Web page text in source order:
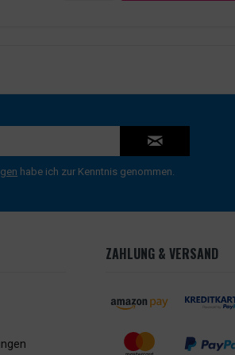
habe ich zur Kenntnis genommen.
ZAHLUNG & VERSAND